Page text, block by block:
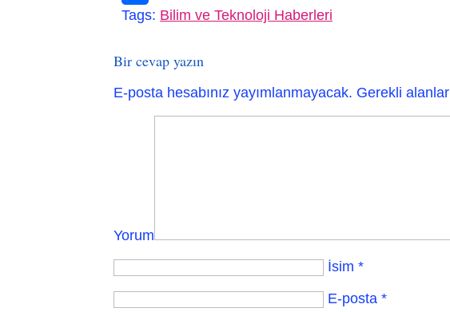
Paylaş
Tags: Bilim ve Teknoloji Haberleri
Bir cevap yazın
E-posta hesabınız yayımlanmayacak. Gerekli alanlar
Yorum
İsim *
E-posta *